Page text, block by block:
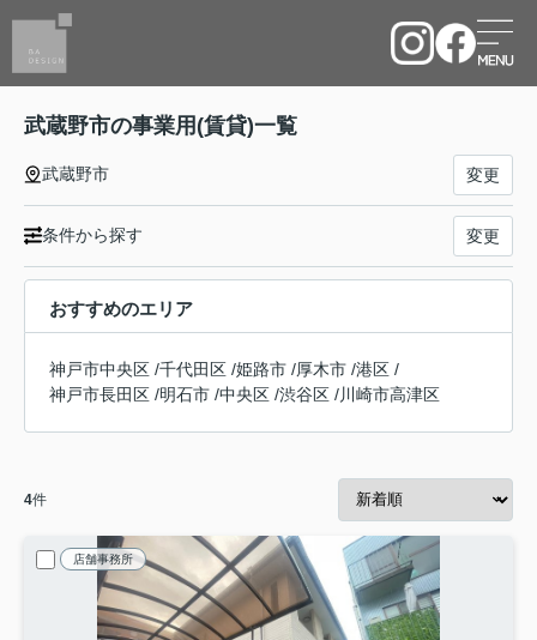
武蔵野市の事業用(賃貸)一覧
武蔵野市 変更
条件から探す 変更
おすすめのエリア
神戸市中央区 /千代田区 /姫路市 /厚木市 /港区 /
神戸市長田区 /明石市 /中央区 /渋谷区 /川崎市高津区
4件
店舗事務所